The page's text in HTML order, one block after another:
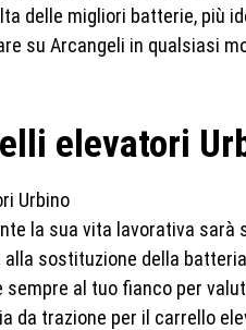
delle migliori batterie, più
su Arcangeli in qualsiasi
elevatori
la sua vita lavorativa sarà
alla sostituzione della
sempre al tuo fianco per
da trazione per il carrello